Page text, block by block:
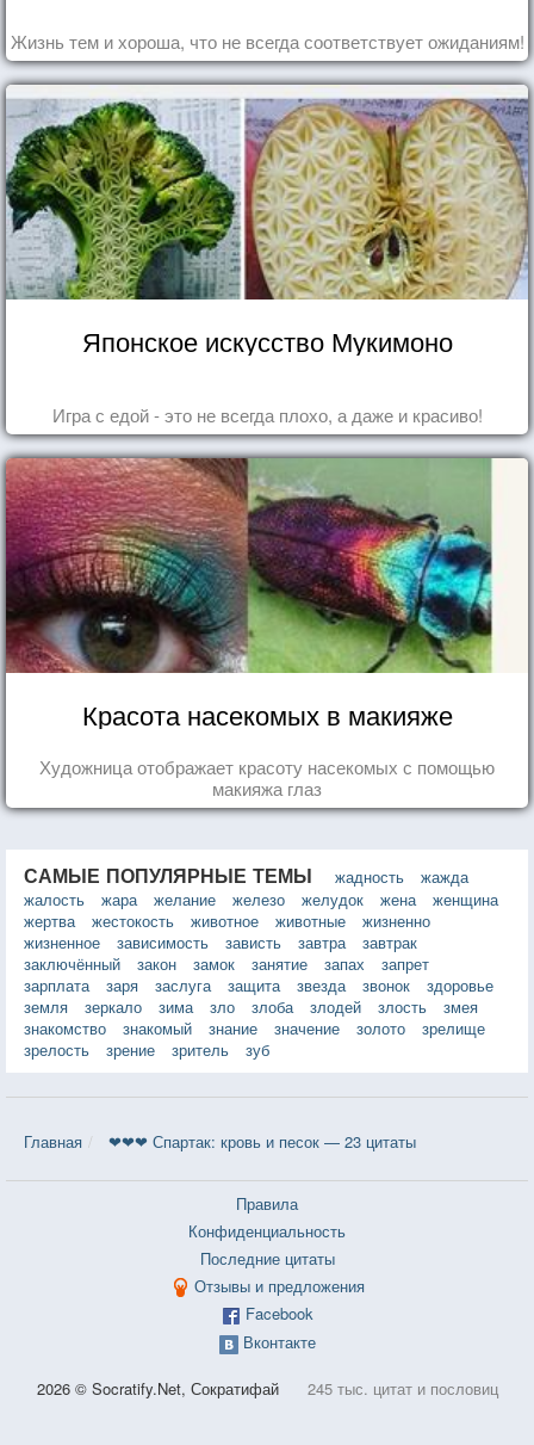
Жизнь тем и хороша, что не всегда соответствует ожиданиям!
Японское искусство Мукимоно
Игра с едой - это не всегда плохо, а даже и красиво!
Красота насекомых в макияже
Художница отображает красоту насекомых с помощью
макияжа глаз
САМЫЕ ПОПУЛЯРНЫЕ ТЕМЫ жадность
жажда
жалость
жара желание железо желудок жена
женщина
жертва
жестокость животное животные
жизненно
жизненное
зависимость зависть завтра
завтрак
заключённый
закон замок занятие запах
запрет
зарплата
заря заслуга защита звезда звонок
здоровье
земля
зеркало зима зло злоба злодей злость
змея
знакомство
знакомый знание значение золото
зрелище
зрелость
зрение зритель зуб
Главная ❤❤❤ Спартак: кровь и песок — 23 цитаты
Правила
Конфиденциальность
Последние цитаты
Отзывы и предложения
Facebook
Вконтакте
2026 © Socratify.Net, Сократифай 245 тыс. цитат и пословиц